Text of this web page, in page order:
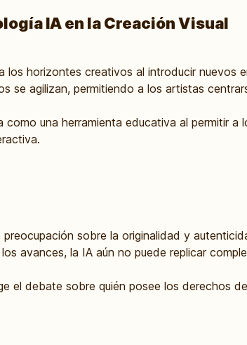
IA en la Creación Visual
los horizontes creativos al introducir nuevos
se agilizan, permitiendo a los artistas
como una herramienta educativa al permitir
preocupación sobre la originalidad y
avances, la IA aún no puede replicar
el debate sobre quién posee los derechos